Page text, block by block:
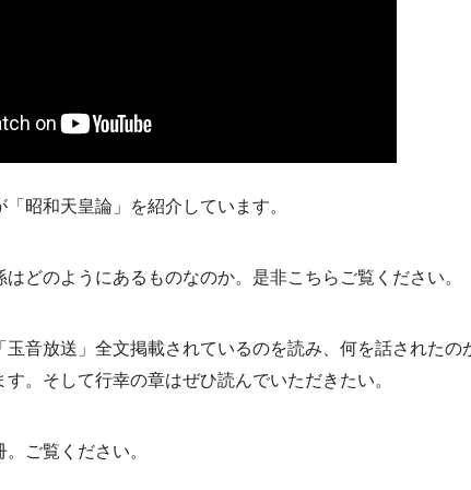
昭和天皇論」を紹介しています。
どのようにあるものなのか。是非こちらご覧ください。
玉音放送」全文掲載されているのを読み、何を話されたの
。そして行幸の章はぜひ読んでいただきたい。
ご覧ください。